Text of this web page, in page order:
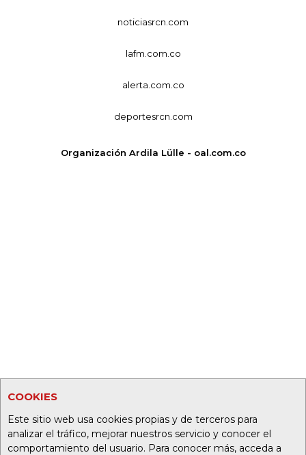
COOKIES
Este sitio web usa cookies propias y de terceros para
analizar el tráfico, mejorar nuestros servicio y conocer el
comportamiento del usuario. Para conocer más, acceda a
noticiasrcn.com
lafm.com.co
alerta.com.co
deportesrcn.com
Organización Ardila Lülle - oal.com.co